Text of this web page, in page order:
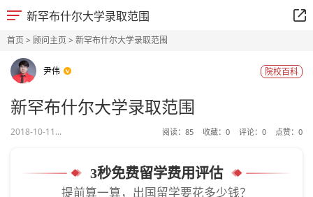
新罕布什尔大学录取范围
首页> 顾问主页> 新罕布什尔大学录取范围
尹伟 院校百科
新罕布什尔大学录取范围
2018-10-11... 阅读： 85 收藏： 0 评论： 0 点赞： 0
3秒免费留学费用评估
提前算一算，出国留学要花多少钱？